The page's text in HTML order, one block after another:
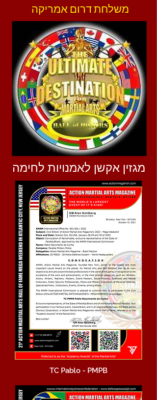
מגזין אקשן לאמנויות לחימה
TC Pablo - PMPB